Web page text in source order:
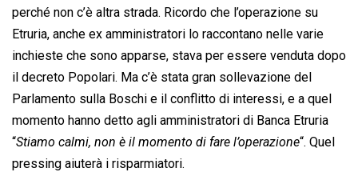
perché non c’è altra strada. Ricordo che l’operazione su
Etruria, anche ex amministratori lo raccontano nelle varie
inchieste che sono apparse, stava per essere venduta dopo
il decreto Popolari. Ma c’è stata gran sollevazione del
Parlamento sulla Boschi e il conflitto di interessi, e a quel
momento hanno detto agli amministratori di Banca Etruria
“Stiamo calmi, non è il momento di fare l’operazione“. Quel
pressing aiuterà i risparmiatori.